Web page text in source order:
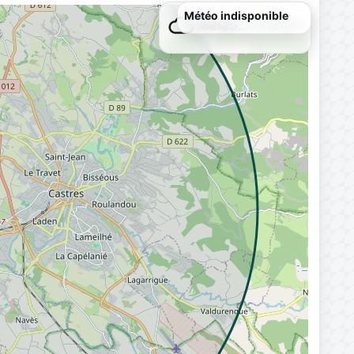
Météo…Chargement